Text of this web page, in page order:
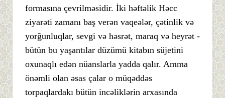
formasına çevrilməsidir. İki həftəlik Həcc
ziyarəti zamanı baş verən vaqeələr, çətinlik və
yorğunluqlar, sevgi və həsrət, maraq və heyrət -
bütün bu yaşantılar düzümü kitabın süjetini
oxunaqlı edən nüanslarla yadda qalır. Amma
önəmli olan əsas çalar o müqəddəs
torpaqlardakı bütün incəliklərin arxasında